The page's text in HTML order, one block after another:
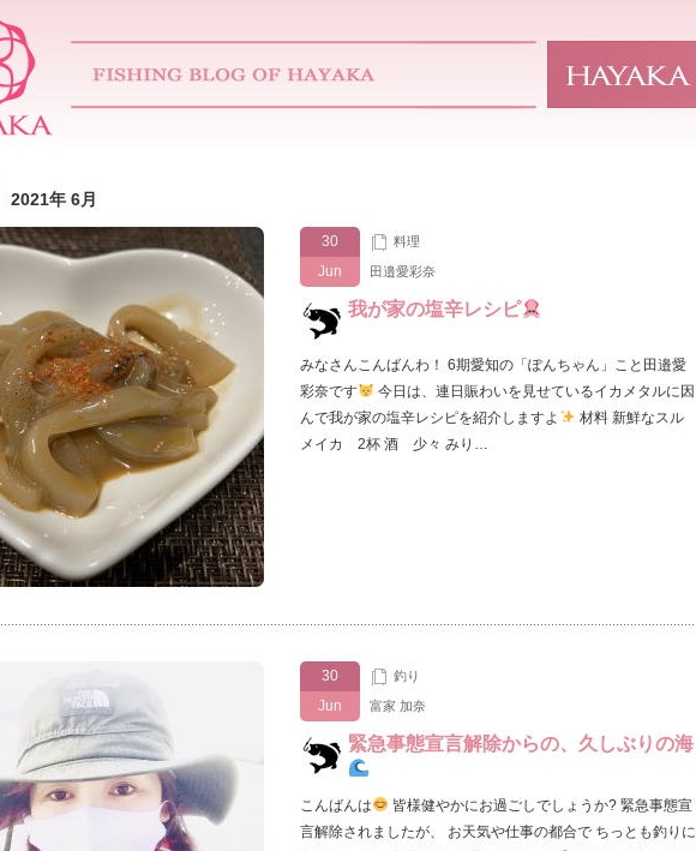
2021年 6月
30
Jun
料理
田邉愛彩奈
我が家の塩辛レシピ
みなさんこんばんわ！ 6期愛知の「ぽんちゃん」こと田邉愛
彩奈です
今日は、連日賑わいを見せているイカメタルに因
んで我が家の塩辛レシピを紹介しますよ
材料 新鮮なスル
メイカ 2杯 酒 少々 みり…
30
Jun
釣り
富家 加奈
緊急事態宣言解除からの、久しぶりの海
こんばんは
皆様健やかにお過ごしでしょうか? 緊急事態宣
言解除されましたが、 お天気や仕事の都合で ちっとも釣りに